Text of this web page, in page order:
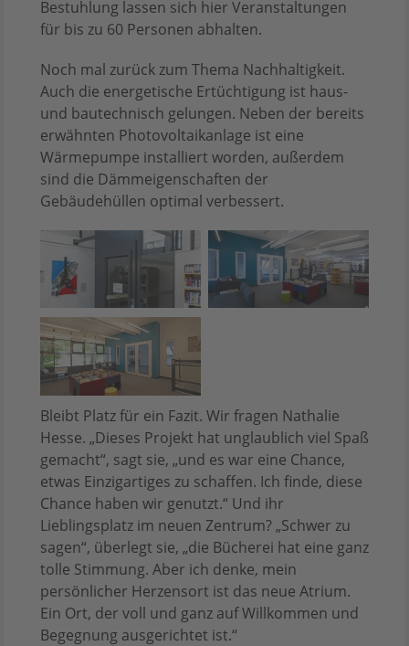
Bestuhlung lassen sich hier Veranstaltungen
für bis zu 60 Personen abhalten.
Noch mal zurück zum Thema Nachhaltigkeit.
Auch die energetische Ertüchtigung ist haus-
und bautechnisch gelungen. Neben der bereits
erwähnten Photovoltaikanlage ist eine
Wärmepumpe installiert worden, außerdem
sind die Dämmeigenschaften der
Gebäudehüllen optimal verbessert.
Bleibt Platz für ein Fazit. Wir fragen Nathalie
Hesse. „Dieses Projekt hat unglaublich viel Spaß
gemacht“, sagt sie, „und es war eine Chance,
etwas Einzigartiges zu schaffen. Ich finde, diese
Chance haben wir genutzt.“ Und ihr
Lieblingsplatz im neuen Zentrum? „Schwer zu
sagen“, überlegt sie, „die Bücherei hat eine ganz
tolle Stimmung. Aber ich denke, mein
persönlicher Herzensort ist das neue Atrium.
Ein Ort, der voll und ganz auf Willkommen und
Begegnung ausgerichtet ist.“